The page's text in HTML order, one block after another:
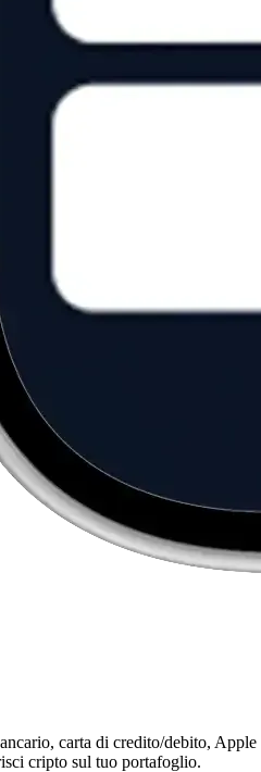
carta di credito/debito, Apple
cripto sul tuo portafoglio.